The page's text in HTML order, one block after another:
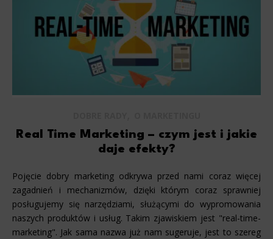
Real Time Marketing – czym jest i jakie
daje efekty?
Pojęcie dobry marketing odkrywa przed nami coraz więcej
zagadnień i mechanizmów, dzięki którym coraz sprawniej
posługujemy się narzędziami, służącymi do wypromowania
naszych produktów i usług. Takim zjawiskiem jest "real-time-
marketing". Jak sama nazwa już nam sugeruje, jest to szereg